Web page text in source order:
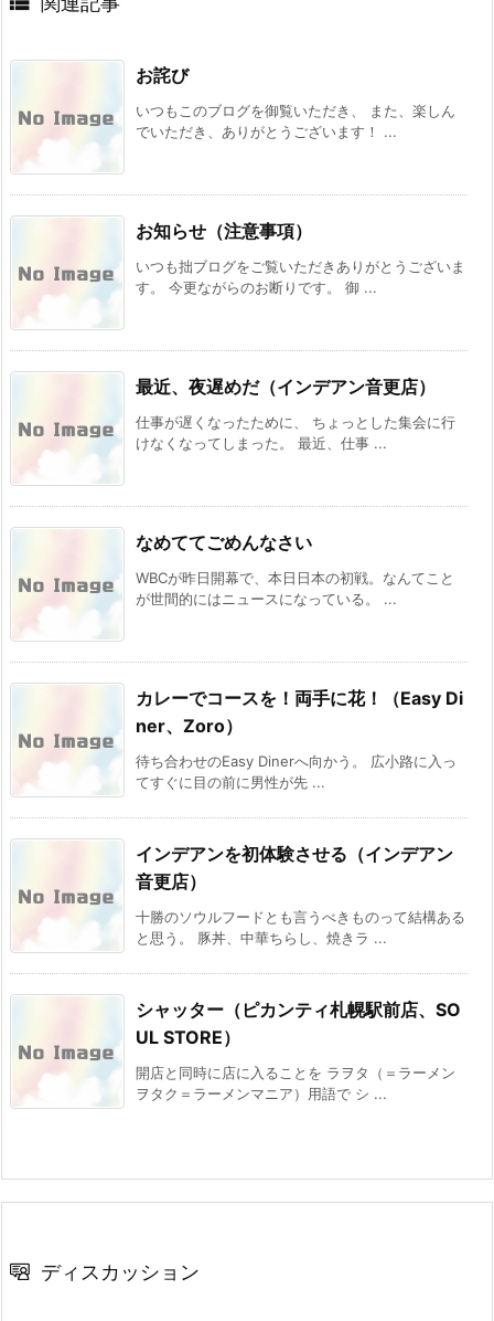
お詫び
いつもこのブログを御覧いただき、 また、楽しん
でいただき、ありがとうございます！ ...
お知らせ（注意事項）
いつも拙ブログをご覧いただきありがとうございま
す。 今更ながらのお断りです。 御 ...
最近、夜遅めだ（インデアン音更店）
仕事が遅くなったために、 ちょっとした集会に行
けなくなってしまった。 最近、仕事 ...
なめててごめんなさい
WBCが昨日開幕で、本日日本の初戦。なんてこと
が世間的にはニュースになっている。 ...
カレーでコースを！両手に花！（Easy Di
ner、Zoro）
待ち合わせのEasy Dinerへ向かう。 広小路に入っ
てすぐに目の前に男性が先 ...
インデアンを初体験させる（インデアン
音更店）
十勝のソウルフードとも言うべきものって結構ある
と思う。 豚丼、中華ちらし、焼きラ ...
シャッター（ピカンティ札幌駅前店、SO
UL STORE）
開店と同時に店に入ることを ラヲタ（＝ラーメン
ヲタク＝ラーメンマニア）用語で シ ...
ディスカッション